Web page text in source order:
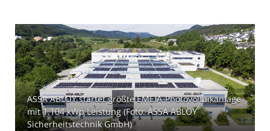
ASSA ABLOY startet größte EMEIA-Photovoltaikanlage
mit 1.104 kWp Leistung (Foto: ASSA ABLOY
Sicherheitstechnik GmbH)